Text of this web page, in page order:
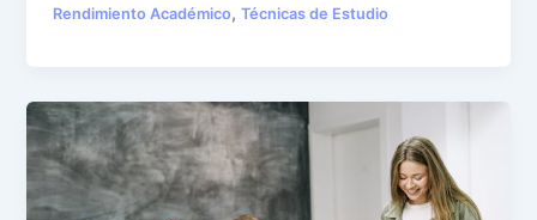
Rendimiento Académico,Técnicas de Estudio